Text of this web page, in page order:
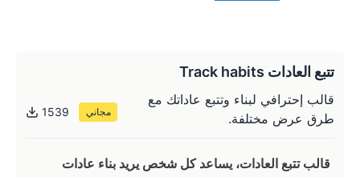
تتبع العادات Track habits
قالب إحترافي لبناء وتتبع عاداتك مع
طرق عرض مختلفة.
مجاني 1539
قالب تتبع العادات، يساعد كل شخص يريد بناء عادات